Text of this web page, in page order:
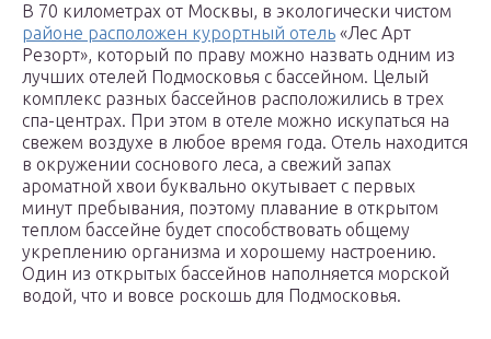
В 70 километрах от Москвы, в экологически чистом
районе расположен курортный отель «Лес Арт
Резорт», который по праву можно назвать одним из
лучших отелей Подмосковья с бассейном. Целый
комплекс разных бассейнов расположились в трех
спа-центрах. При этом в отеле можно искупаться на
свежем воздухе в любое время года. Отель находится
в окружении соснового леса, а свежий запах
ароматной хвои буквально окутывает с первых
минут пребывания, поэтому плавание в открытом
теплом бассейне будет способствовать общему
укреплению организма и хорошему настроению.
Один из открытых бассейнов наполняется морской
водой, что и вовсе роскошь для Подмосковья.